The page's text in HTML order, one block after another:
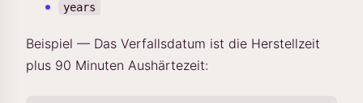
years
Beispiel — Das Verfallsdatum ist die Herstellzeit
plus 90 Minuten Aushärtezeit: